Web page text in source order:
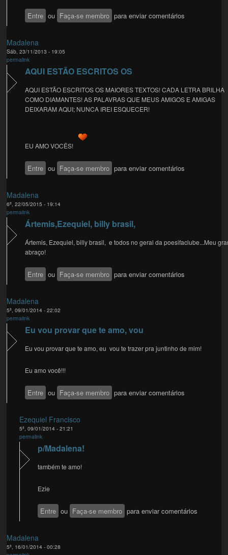
Entre ou Faça-se membro para enviar comentários
Madalena
Sáb, 23/11/2013 - 19:05
permalink
AQUI ESTÃO ESCRITOS OS
AQUI ESTÃO ESCRITOS OS MAIORES TEXTOS! CADA LETRA BRILHA
COMO DIAMANTES! AS PALAVRAS QUE MEUS AMIGOS E AMIGAS
DEIXARAM AQUI; NUNCA IREI ESQUECER!
EU AMO VOCÊS!
Entre ou Faça-se membro para enviar comentários
Madalena
6ª, 22/05/2015 - 19:14
permalink
Ártemis,Ezequiel, billy brasil,
Ártemis, Ezequiel, billy brasil, e todos no geral da poesifaclube...Meu
abraço!
Entre ou Faça-se membro para enviar comentários
Madalena
5ª, 09/01/2014 - 22:02
permalink
Eu vou provar que te amo, vou
Eu vou provar que te amo, eu vou te trazer pra juntinho de mim!
Eu amo você!!!
Entre ou Faça-se membro para enviar comentários
Ezequiel Francisco
5ª, 09/01/2014 - 21:21
permalink
p/Madalena!
também te amo!
Ezie
Entre ou Faça-se membro para enviar comentários
Madalena
5ª, 16/01/2014 - 00:28